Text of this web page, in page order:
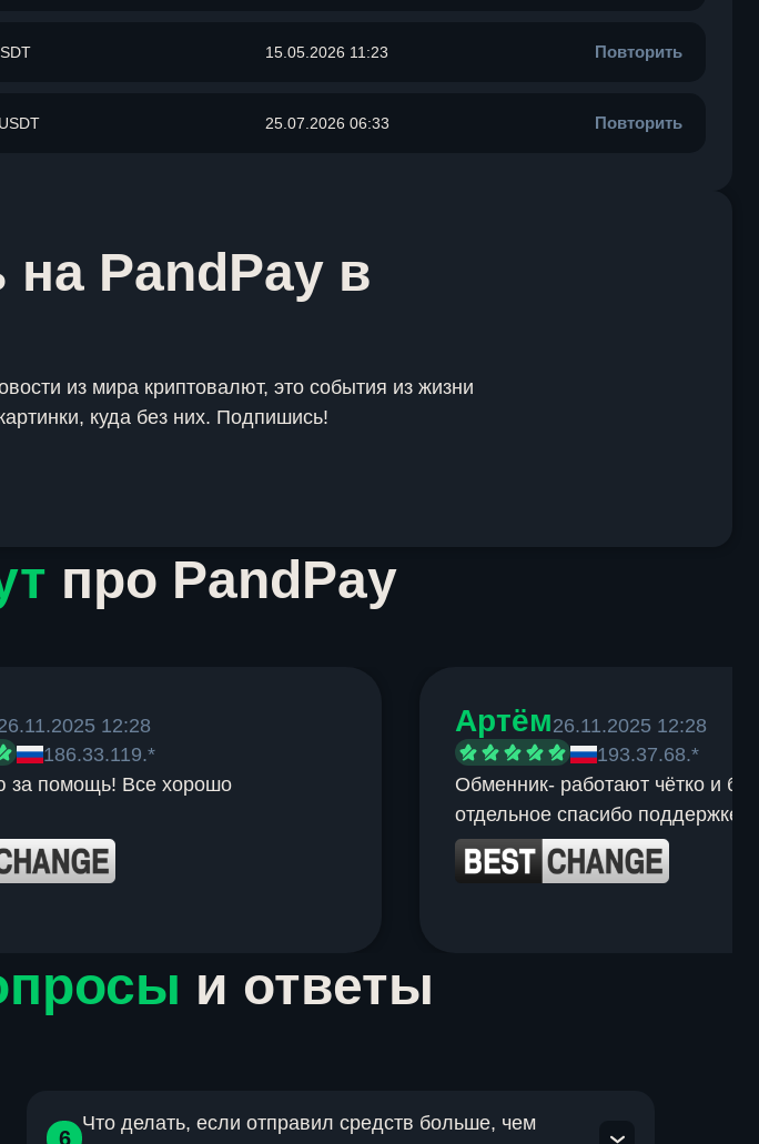
15.05.2026 11:23 Повторить
25.07.2026 06:33 Повторить
PandPay в
из мира криптовалют, это события из жизни
куда без них. Подпишись!
про PandPay
12:28
186.33.119.*
за помощь! Все хорошо
Артём26.11.2025 12:28
193.37.68.*
Обменник- работают чётко и
отдельное спасибо поддержке.
и ответы
6
Что делать, если отправил средств больше, чем